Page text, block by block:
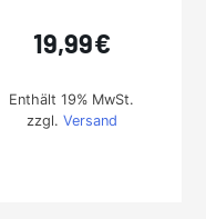
19,99€
Enthält 19% MwSt.
zzgl. Versand